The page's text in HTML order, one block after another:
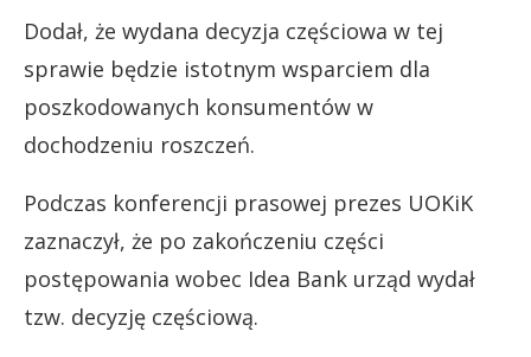
Dodał, że wydana decyzja częściowa w tej
sprawie będzie istotnym wsparciem dla
poszkodowanych konsumentów w
dochodzeniu roszczeń.
Podczas konferencji prasowej prezes UOKiK
zaznaczył, że po zakończeniu części
postępowania wobec Idea Bank urząd wydał
tzw. decyzję częściową.